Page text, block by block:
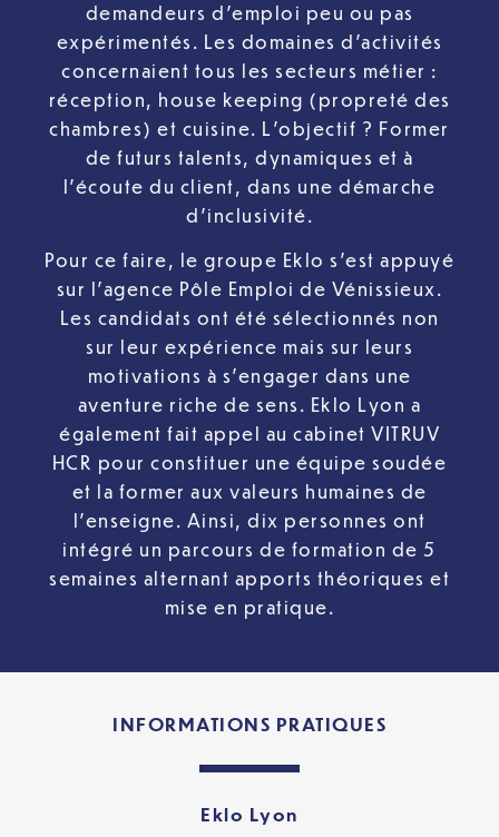
demandeurs d’emploi peu ou pas
expérimentés. Les domaines d’activités
concernaient tous les secteurs métier :
réception, house keeping (propreté des
chambres) et cuisine. L’objectif ? Former
de futurs talents, dynamiques et à
l’écoute du client, dans une démarche
d’inclusivité.
Pour ce faire, le groupe Eklo s’est appuyé
sur l’agence Pôle Emploi de Vénissieux.
Les candidats ont été sélectionnés non
sur leur expérience mais sur leurs
motivations à s’engager dans une
aventure riche de sens. Eklo Lyon a
également fait appel au cabinet VITRUV
HCR pour constituer une équipe soudée
et la former aux valeurs humaines de
l’enseigne. Ainsi, dix personnes ont
intégré un parcours de formation de 5
semaines alternant apports théoriques et
mise en pratique.
INFORMATIONS PRATIQUES
Eklo Lyon